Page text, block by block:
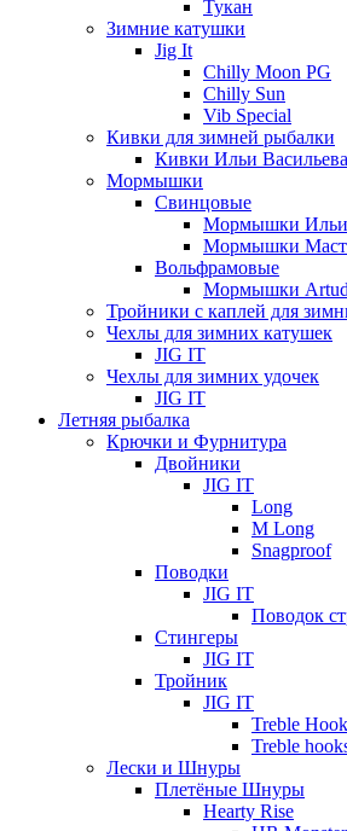
Тукан
Зимние катушки
Jig It
Chilly Moon PG
Chilly Sun
Vib Special
Кивки для зимней рыбалки
Кивки Ильи Васильева
Мормышки
Свинцовые
Мормышки Ильи
Мормышки
Вольфрамовые
Мормышки
Тройники с каплей для
Чехлы для зимних катушек
JIG IT
Чехлы для зимних удочек
JIG IT
Летняя рыбалка
Крючки и Фурнитура
Двойники
JIG IT
Long
M Long
Snagproof
Поводки
JIG IT
Поводок
Стингеры
JIG IT
Тройник
JIG IT
Treble
Treble
Лески и Шнуры
Плетёные Шнуры
Hearty Rise